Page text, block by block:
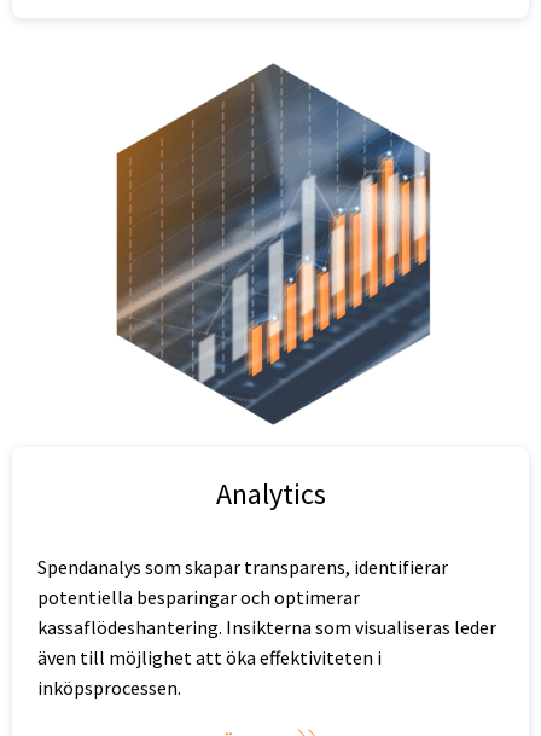
Analytics
Spendanalys som skapar transparens, identifierar
potentiella besparingar och optimerar
kassaflödeshantering. Insikterna som visualiseras leder
även till möjlighet att öka effektiviteten i
inköpsprocessen.